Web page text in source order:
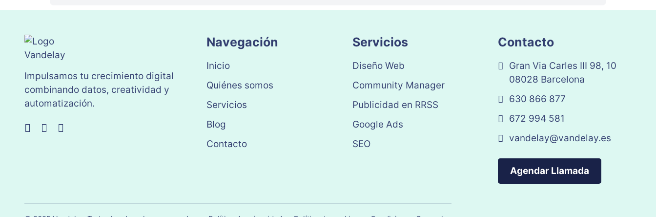
Impulsamos tu crecimiento digital
combinando datos, creatividad y
automatización.
Navegación
Inicio
Quiénes somos
Servicios
Blog
Contacto
Servicios
Diseño Web
Community Manager
Publicidad en RRSS
Google Ads
SEO
Contacto
Gran Via Carles III 98, 10
08028 Barcelona
630 866 877
672 994 581
vandelay@vandelay.es
Agendar Llamada